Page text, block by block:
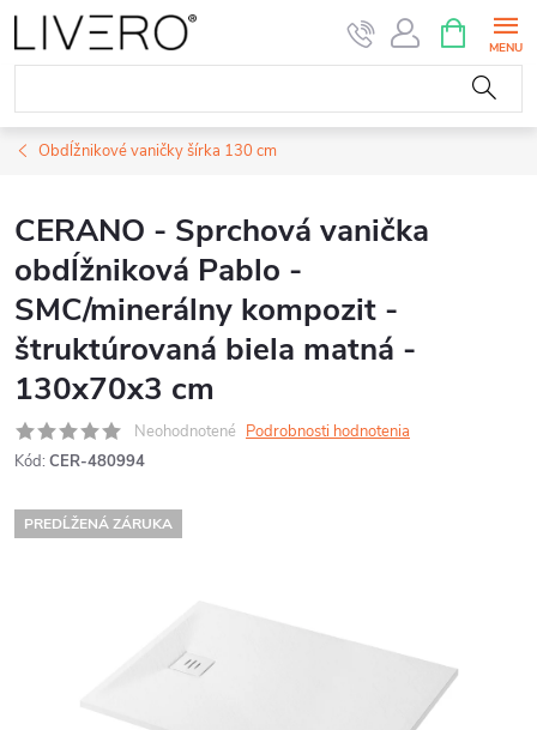
Prejsť
na
obsah
KOŠÍK
Obdĺžnikové vaničky šírka 130 cm
CERANO - Sprchová vanička
obdĺžniková Pablo -
SMC/minerálny kompozit -
štruktúrovaná biela matná -
130x70x3 cm
Neohodnotené Podrobnosti hodnotenia
Kód: CER-480994
PREDĹŽENÁ ZÁRUKA